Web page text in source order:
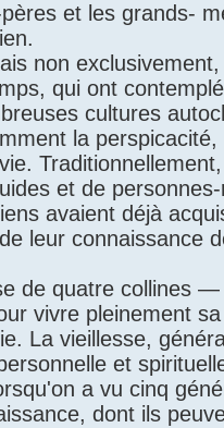
et les grands-
non
qui ont
cultures
la
et de
avaient déjà
leur connaissance
de quatre collines
vivre pleinement
La vieillesse,
et
a vu cinq
dont ils